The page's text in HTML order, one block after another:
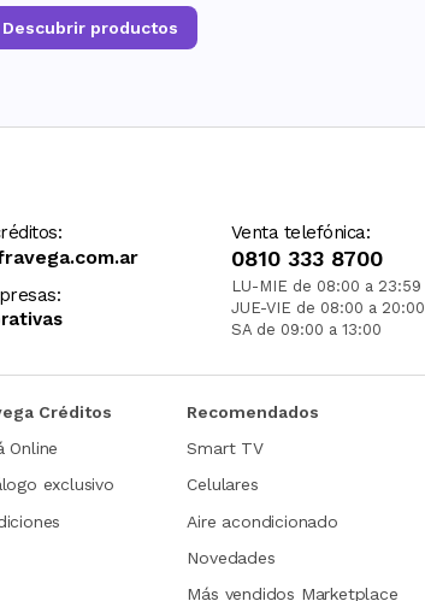
Descubrir productos
Venta telefónica:
0810 333 8700
LU-MIE de 08:00 a 23:59
JUE-VIE de 08:00 a 20:00
SA de 09:00 a 13:00
Créditos
Online
exclusivo
Recomendados
Smart TV
Celulares
Aire acondicionado
Novedades
Más vendidos Marketplace